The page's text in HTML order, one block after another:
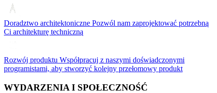
Doradztwo architektoniczne Pozwól nam zaprojektować potrzebną
Ci architekturę techniczną
Rozwój produktu Współpracuj z naszymi doświadczonymi
programistami, aby stworzyć kolejny przełomowy produkt
WYDARZENIA I SPOŁECZNOŚĆ